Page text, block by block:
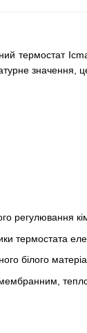
термостат
значення,
регулювання
термостата
білого